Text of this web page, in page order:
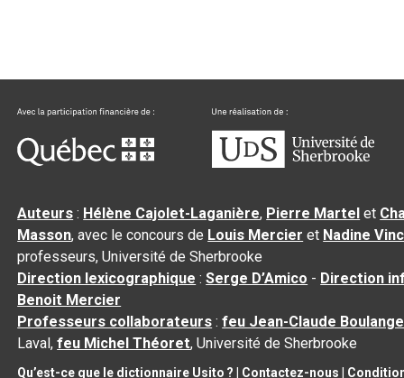
Auteurs : Hélène Cajolet-Laganière, Pierre Martel et
Masson, avec le concours de Louis Mercier et Nadine
professeurs, Université de Sherbrooke
Direction lexicographique :Serge D’Amico - Direction
Benoit Mercier
Professeurs collaborateurs :feu Jean-Claude
Laval,feu Michel Théoret, Université de Sherbrooke
Qu’est-ce que le dictionnaire Usito ? Contactez-nous